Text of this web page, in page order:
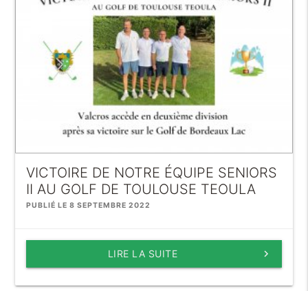
VICTOIRE DE NOTRE ÉQUIPE SENIORS
II AU GOLF DE TOULOUSE TEOULA
PUBLIÉ LE 8 SEPTEMBRE 2022
keyboard_arrow_right
LIRE LA SUITE